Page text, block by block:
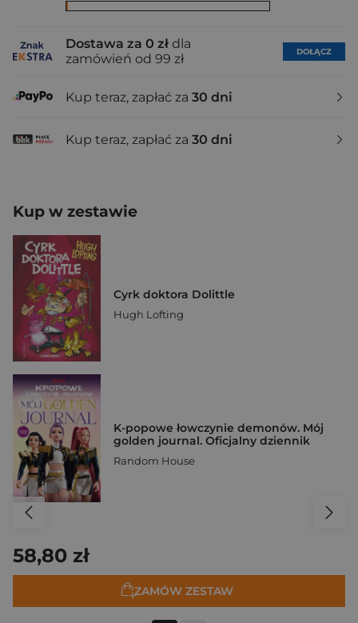
Dostawa za 0 zł dla
zamówień od 99 zł
DOŁĄCZ
Kup teraz, zapłać za 30 dni
Kup teraz, zapłać za 30 dni
Kup w zestawie
Cyrk doktora Dolittle
Hugh Lofting
K-popowe łowczynie demonów. Mój
golden journal. Oficjalny dziennik
Random House
58,80 zł
ZAMÓW ZESTAW